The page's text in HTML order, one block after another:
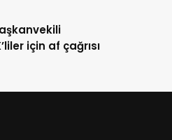
için af çağrısı